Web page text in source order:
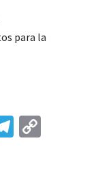
para la
Te